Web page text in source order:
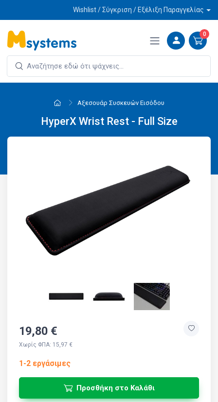
Wishlist / Σύγκριση / Εξέλιξη Παραγγελίας
0
Αξεσουάρ Συσκευών Εισόδου
HyperX Wrist Rest - Full Size
19,80 €
Χωρίς ΦΠΑ: 15,97 €
1-2 εργάσιμες
Προσθήκη στο Καλάθι